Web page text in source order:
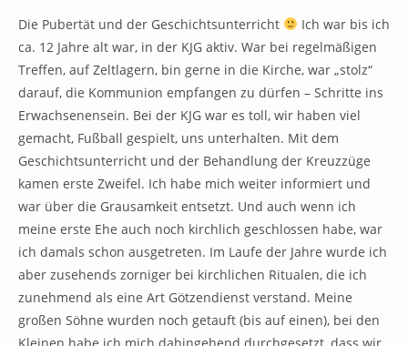
Die Pubertät und der Geschichtsunterricht
Ich war bis ich
ca. 12 Jahre alt war, in der KJG aktiv. War bei regelmäßigen
Treffen, auf Zeltlagern, bin gerne in die Kirche, war „stolz“
darauf, die Kommunion empfangen zu dürfen – Schritte ins
Erwachsenensein. Bei der KJG war es toll, wir haben viel
gemacht, Fußball gespielt, uns unterhalten. Mit dem
Geschichtsunterricht und der Behandlung der Kreuzzüge
kamen erste Zweifel. Ich habe mich weiter informiert und
war über die Grausamkeit entsetzt. Und auch wenn ich
meine erste Ehe auch noch kirchlich geschlossen habe, war
ich damals schon ausgetreten. Im Laufe der Jahre wurde ich
aber zusehends zorniger bei kirchlichen Ritualen, die ich
zunehmend als eine Art Götzendienst verstand. Meine
großen Söhne wurden noch getauft (bis auf einen), bei den